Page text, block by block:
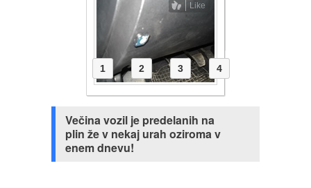
Like
1 2 3 4
Večina vozil je predelanih na
plin že v nekaj urah oziroma v
enem dnevu!